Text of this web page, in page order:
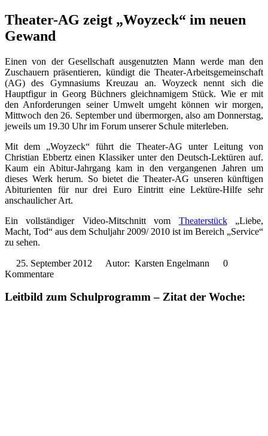
Theater-AG zeigt „Woyzeck“ im neuen
Gewand
Einen von der Gesellschaft ausgenutzten Mann werde man den
Zuschauern präsentieren, kündigt die Theater-Arbeitsgemeinschaft
(AG) des Gymnasiums Kreuzau an. Woyzeck nennt sich die
Hauptfigur in Georg Büchners gleichnamigem Stück. Wie er mit
den Anforderungen seiner Umwelt umgeht können wir morgen,
Mittwoch den 26. September und übermorgen, also am Donnerstag,
jeweils um 19.30 Uhr im Forum unserer Schule miterleben.
Mit dem „Woyzeck“ führt die Theater-AG unter Leitung von
Christian Ebbertz einen Klassiker unter den Deutsch-Lektüren auf.
Kaum ein Abitur-Jahrgang kam in den vergangenen Jahren um
dieses Werk herum. So bietet die Theater-AG unseren künftigen
Abiturienten für nur drei Euro Eintritt eine Lektüre-Hilfe sehr
anschaulicher Art.
Ein vollständiger Video-Mitschnitt vom Theaterstück„Liebe,
Macht, Tod“ aus dem Schuljahr 2009/ 2010 ist im Bereich „Service“
zu sehen.
25. September 2012 Autor: Karsten Engelmann
0
Kommentare
Leitbild zum Schulprogramm – Zitat der Woche: